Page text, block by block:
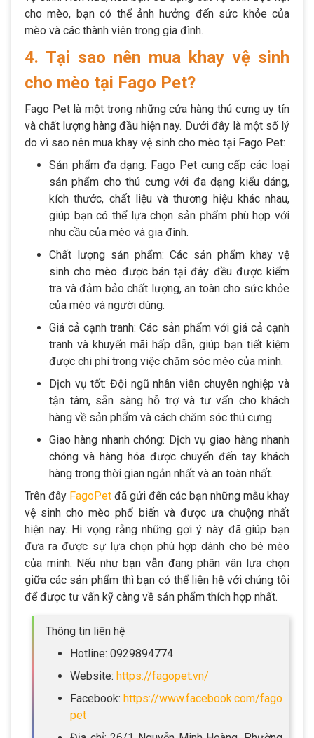
cho mèo, bạn có thể ảnh hưởng đến sức khỏe của
mèo và các thành viên trong gia đình.
4. Tại sao nên mua khay vệ sinh
cho mèo tại Fago Pet?
Fago Pet là một trong những cửa hàng thú cưng uy tín
và chất lượng hàng đầu hiện nay. Dưới đây là một số lý
do vì sao nên mua khay vệ sinh cho mèo tại Fago Pet:
Sản phẩm đa dạng: Fago Pet cung cấp các loại
sản phẩm cho thú cưng với đa dạng kiểu dáng,
kích thước, chất liệu và thương hiệu khác nhau,
giúp bạn có thể lựa chọn sản phẩm phù hợp với
nhu cầu của mèo và gia đình.
Chất lượng sản phẩm: Các sản phẩm khay vệ
sinh cho mèo được bán tại đây đều được kiểm
tra và đảm bảo chất lượng, an toàn cho sức khỏe
của mèo và người dùng.
Giá cả cạnh tranh: Các sản phẩm với giá cả cạnh
tranh và khuyến mãi hấp dẫn, giúp bạn tiết kiệm
được chi phí trong việc chăm sóc mèo của mình.
Dịch vụ tốt: Đội ngũ nhân viên chuyên nghiệp và
tận tâm, sẵn sàng hỗ trợ và tư vấn cho khách
hàng về sản phẩm và cách chăm sóc thú cưng.
Giao hàng nhanh chóng: Dịch vụ giao hàng nhanh
chóng và hàng hóa được chuyển đến tay khách
hàng trong thời gian ngắn nhất và an toàn nhất.
Trên đây FagoPet đã gửi đến các bạn những mẫu khay
vệ sinh cho mèo phổ biến và được ưa chuộng nhất
hiện nay. Hi vọng rằng những gợi ý này đã giúp bạn
đưa ra được sự lựa chọn phù hợp dành cho bé mèo
của mình. Nếu như bạn vẫn đang phân vân lựa chọn
giữa các sản phẩm thì bạn có thể liên hệ với chúng tôi
để được tư vấn kỹ càng về sản phẩm thích hợp nhất.
Thông tin liên hệ
Hotline: 0929894774
Website: https://fagopet.vn/
Facebook: https://www.facebook.com/fago
pet